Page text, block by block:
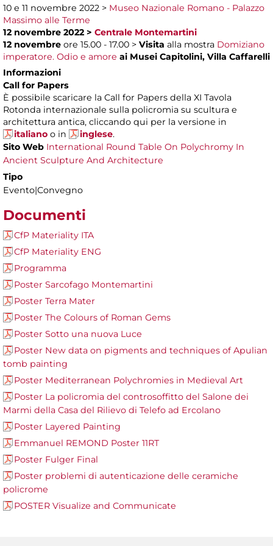
10 e 11 novembre 2022 > Museo Nazionale Romano - Palazzo
Massimo alle Terme
12 novembre 2022 > Centrale Montemartini
12 novembre ore 15.00 - 17.00 > Visita alla mostra Domiziano
imperatore. Odio e amore ai Musei Capitolini, Villa Caffarelli
Informazioni
Call for Papers
È possibile scaricare la Call for Papers della XI Tavola
Rotonda internazionale sulla policromia su scultura e
architettura antica, cliccando qui per la versione in
italiano o in inglese.
Sito Web International Round Table On Polychromy In
Ancient Sculpture And Architecture
Tipo
Evento|Convegno
Documenti
CfP Materiality ITA
CfP Materiality ENG
Programma
Poster Sarcofago Montemartini
Poster Terra Mater
Poster The Colours of Roman Gems
Poster Sotto una nuova Luce
Poster New data on pigments and techniques of Apulian
tomb painting
Poster Mediterranean Polychromies in Medieval Art
Poster La policromia del controsoffitto del Salone dei
Marmi della Casa del Rilievo di Telefo ad Ercolano
Poster Layered Painting
Emmanuel REMOND Poster 11RT
Poster Fulger Final
Poster problemi di autenticazione delle ceramiche
policrome
POSTER Visualize and Communicate